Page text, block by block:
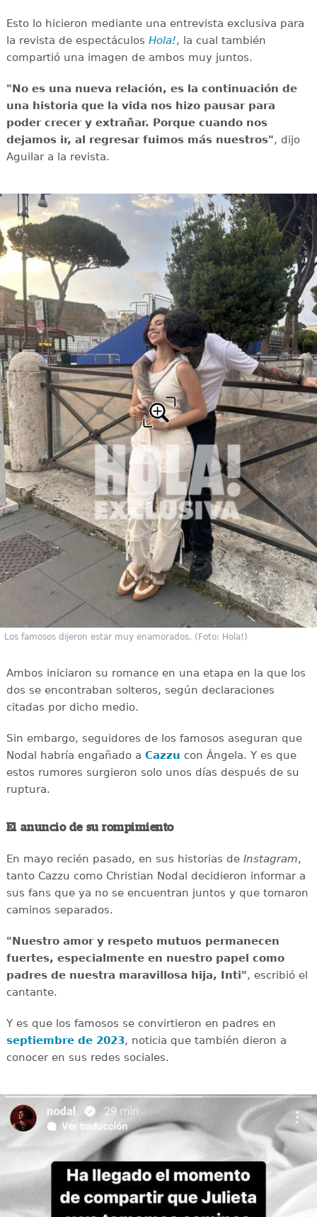
Esto lo hicieron mediante una entrevista exclusiva para
la revista de espectáculos Hola!, la cual también
compartió una imagen de ambos muy juntos.
"No es una nueva relación, es la continuación de
una historia que la vida nos hizo pausar para
poder crecer y extrañar. Porque cuando nos
dejamos ir, al regresar fuimos más nuestros", dijo
Aguilar a la revista.
Los famosos dijeron estar muy enamorados. (Foto: Hola!)
Ambos iniciaron su romance en una etapa en la que los
dos se encontraban solteros, según declaraciones
citadas por dicho medio.
Sin embargo, seguidores de los famosos aseguran que
Nodal habría engañado a Cazzu con Ángela. Y es que
estos rumores surgieron solo unos días después de su
ruptura.
El anuncio de su rompimiento
En mayo recién pasado, en sus historias de Instagram,
tanto Cazzu como Christian Nodal decidieron informar a
sus fans que ya no se encuentran juntos y que tomaron
caminos separados.
"Nuestro amor y respeto mutuos permanecen
fuertes, especialmente en nuestro papel como
padres de nuestra maravillosa hija, Inti", escribió el
cantante.
Y es que los famosos se convirtieron en padres en
septiembre de 2023, noticia que también dieron a
conocer en sus redes sociales.